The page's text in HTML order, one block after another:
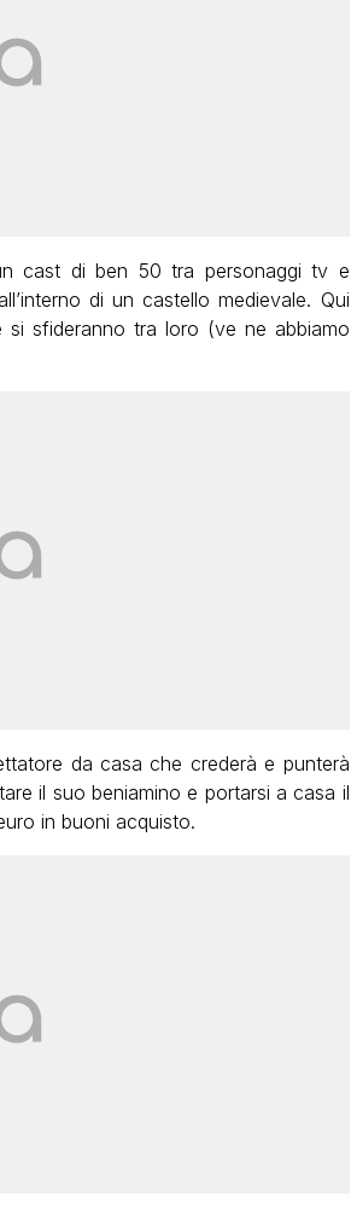
cast di ben 50 tra personaggi tv e
di un castello medievale. Qui
sfideranno tra loro (ve ne abbiamo
da casa che crederà e punterà
il suo beniamino e portarsi a casa il
in buoni acquisto.